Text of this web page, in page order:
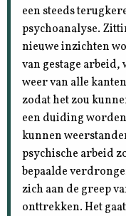
een steeds
psychoanalyse.
nieuwe inzichten
van gestage
weer van alle
zodat het zou
een duiding
kunnen
psychische arbeid
bepaalde
zich aan de greep
onttrekken. Het